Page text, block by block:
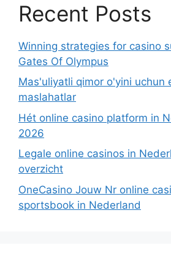
Recent Posts
Winning strategies for casino
Gates Of Olympus
Mas'uliyatli qimor o'yini uchun
maslahatlar
Hét online casino platform in
2026
Legale online casinos in
overzicht
OneCasino Jouw Nr online
sportsbook in Nederland